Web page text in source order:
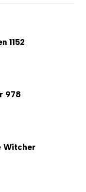
1152
978
Witcher